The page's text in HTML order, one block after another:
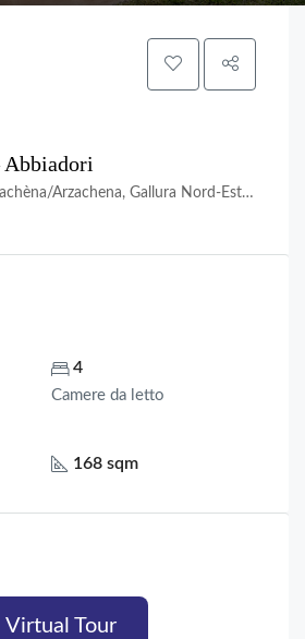
Gallura Nord-Est Sardegna, Sardigna/Sardegna, Italia
4
Camere da letto
168 sqm
Virtual Tour